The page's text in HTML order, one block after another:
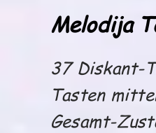
Melodija
37 Diskant-
Tasten
Gesamt-